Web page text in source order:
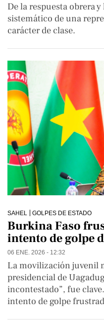
De la respuesta obrera
sistemático de una
carácter de clase.
SAHEL GOLPES DE ESTADO
Burkina Faso
intento de golpe
06 ENE. 2026 - 12:32
La movilización juvenil
presidencial de
incontestado”, fue
intento de golpe